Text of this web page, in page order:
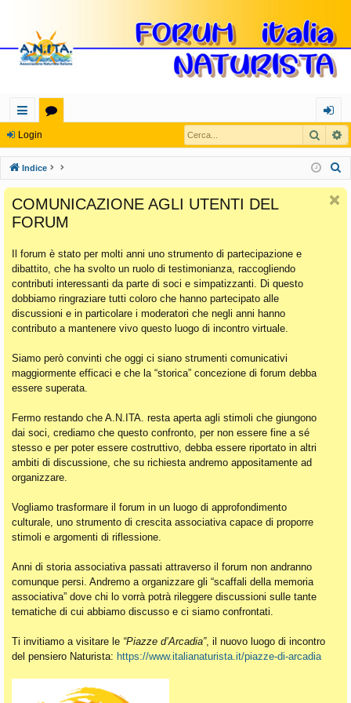
oll
eg
a
m
en
ti
Ra
pi
di
u
m
og
in
Login Cerca
Indice
COMUNICAZIONE AGLI UTENTI DEL
FORUM
Il forum è stato per molti anni uno strumento di partecipazione e
dibattito, che ha svolto un ruolo di testimonianza, raccogliendo
contributi interessanti da parte di soci e simpatizzanti. Di questo
dobbiamo ringraziare tutti coloro che hanno partecipato alle
discussioni e in particolare i moderatori che negli anni hanno
contributo a mantenere vivo questo luogo di incontro virtuale.
Siamo però convinti che oggi ci siano strumenti comunicativi
maggiormente efficaci e che la “storica” concezione di forum debba
essere superata.
Fermo restando che A.N.ITA. resta aperta agli stimoli che giungono
dai soci, crediamo che questo confronto, per non essere fine a sé
stesso e per poter essere costruttivo, debba essere riportato in altri
ambiti di discussione, che su richiesta andremo appositamente ad
organizzare.
Vogliamo trasformare il forum in un luogo di approfondimento
culturale, uno strumento di crescita associativa capace di proporre
stimoli e argomenti di riflessione.
Anni di storia associativa passati attraverso il forum non andranno
comunque persi. Andremo a organizzare gli “scaffali della memoria
associativa” dove chi lo vorrà potrà rileggere discussioni sulle tante
tematiche di cui abbiamo discusso e ci siamo confrontati.
Ti invitiamo a visitare le “Piazze d’Arcadia”, il nuovo luogo di incontro
del pensiero Naturista: https://www.italianaturista.it/piazze-di-arcadia